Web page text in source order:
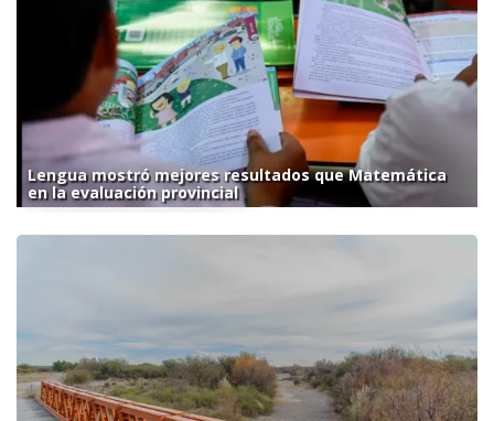
Lengua mostró mejores resultados que Matemática
en la evaluación provincial